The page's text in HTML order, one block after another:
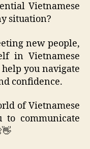
Vietnamese
situation?
new people,
in Vietnamese
you navigate
confidence.
of Vietnamese
to communicate